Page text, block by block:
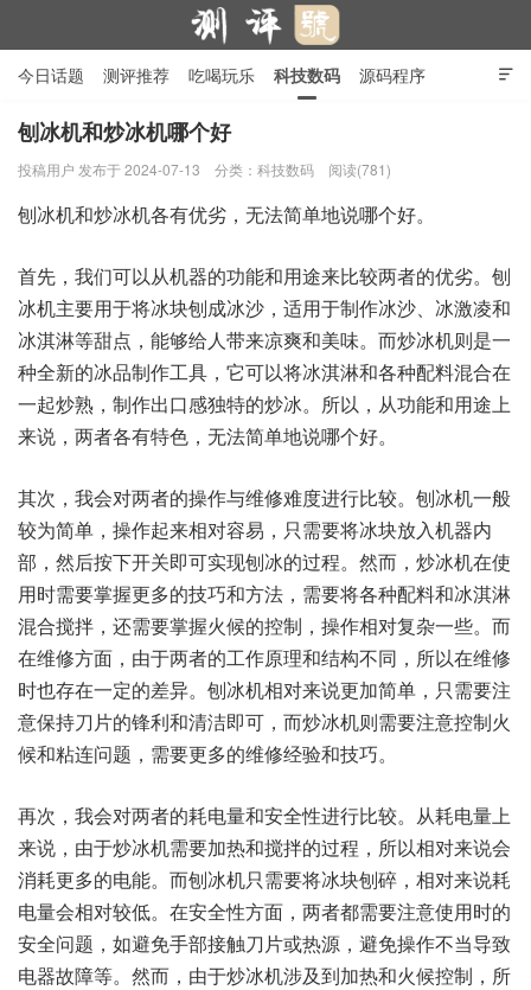

今日话题 测评推荐 吃喝玩乐 科技数码 源码程序
行业产品 在线投稿 隐私政策
刨冰机和炒冰机哪个好
投稿用户 发布于 2024-07-13 分类： 科技数码 阅读(781)
刨冰机和炒冰机各有优劣，无法简单地说哪个好。
首先，我们可以从机器的功能和用途来比较两者的优劣。刨
冰机主要用于将冰块刨成冰沙，适用于制作冰沙、冰激凌和
冰淇淋等甜点，能够给人带来凉爽和美味。而炒冰机则是一
种全新的冰品制作工具，它可以将冰淇淋和各种配料混合在
一起炒熟，制作出口感独特的炒冰。所以，从功能和用途上
来说，两者各有特色，无法简单地说哪个好。
其次，我会对两者的操作与维修难度进行比较。刨冰机一般
较为简单，操作起来相对容易，只需要将冰块放入机器内
部，然后按下开关即可实现刨冰的过程。然而，炒冰机在使
用时需要掌握更多的技巧和方法，需要将各种配料和冰淇淋
混合搅拌，还需要掌握火候的控制，操作相对复杂一些。而
在维修方面，由于两者的工作原理和结构不同，所以在维修
时也存在一定的差异。刨冰机相对来说更加简单，只需要注
意保持刀片的锋利和清洁即可，而炒冰机则需要注意控制火
候和粘连问题，需要更多的维修经验和技巧。
再次，我会对两者的耗电量和安全性进行比较。从耗电量上
来说，由于炒冰机需要加热和搅拌的过程，所以相对来说会
消耗更多的电能。而刨冰机只需要将冰块刨碎，相对来说耗
电量会相对较低。在安全性方面，两者都需要注意使用时的
安全问题，如避免手部接触刀片或热源，避免操作不当导致
电器故障等。然而，由于炒冰机涉及到加热和火候控制，所